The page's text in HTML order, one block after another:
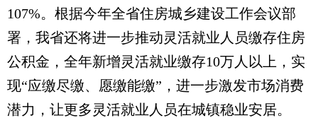
107%。根据今年全省住房城乡建设工作会议部
署，我省还将进一步推动灵活就业人员缴存住房
公积金，全年新增灵活就业缴存10万人以上，实
现“应缴尽缴、愿缴能缴”，进一步激发市场消费
潜力，让更多灵活就业人员在城镇稳业安居。